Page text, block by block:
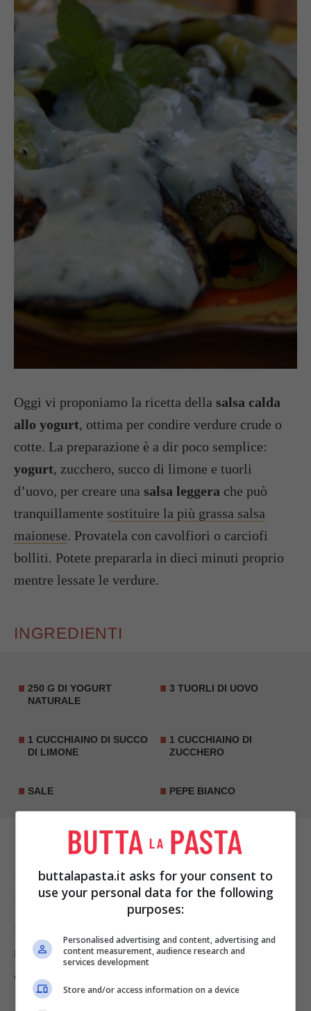
Oggi vi proponiamo la ricetta della salsa calda
allo yogurt, ottima per condire verdure crude o
cotte. La preparazione è a dir poco semplice:
yogurt, zucchero, succo di limone e tuorli
d’uovo, per creare una salsa leggera che può
tranquillamente sostituire la più grassa salsa
maionese. Provatela con cavolfiori o carciofi
bolliti. Potete prepararla in dieci minuti proprio
mentre lessate le verdure.
INGREDIENTI
250 G DI YOGURT
NATURALE
3 TUORLI DI UOVO
1 CUCCHIAINO DI SUCCO
DI LIMONE
1 CUCCHIAINO DI
ZUCCHERO
SALE PEPE BIANCO
PREPARAZIONE
Mettete lo yogurt in una casseruola, unite i tuorli,
lo
macinata dipepe bianco, sbattete con una frusta
amalgamando bene.
buttalapasta.it asks for your consent to
use your personal data for the following
purposes:
Personalised advertising and content, advertising and
content measurement, audience research and
services development
Store and/or access information on a device